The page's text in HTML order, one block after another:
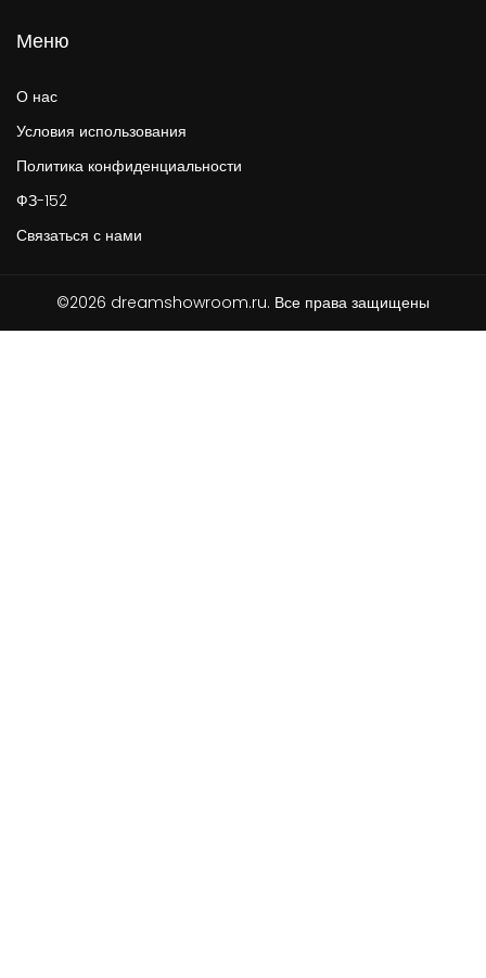
Меню
О нас
Условия использования
Политика конфиденциальности
ФЗ-152
Связаться с нами
©2026 dreamshowroom.ru. Все права защищены